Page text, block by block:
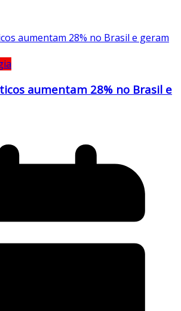
aumentam 28% no Brasil e